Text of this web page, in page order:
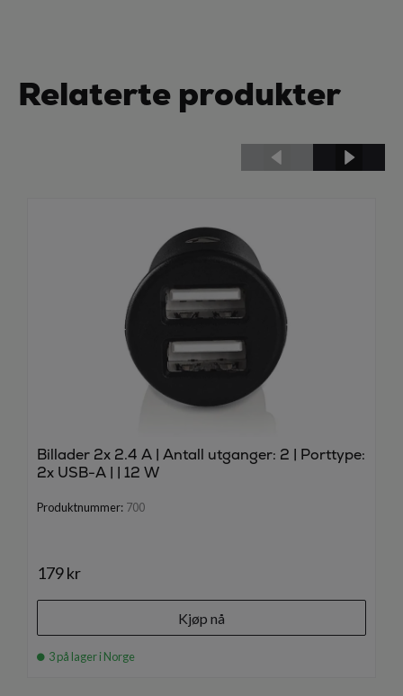
Relaterte produkter
Billader 2x 2.4 A | Antall utganger: 2 | Porttype:
2x USB-A | | 12 W
Produktnummer: 700
179 kr
Kjøp nå
3 på lager i Norge